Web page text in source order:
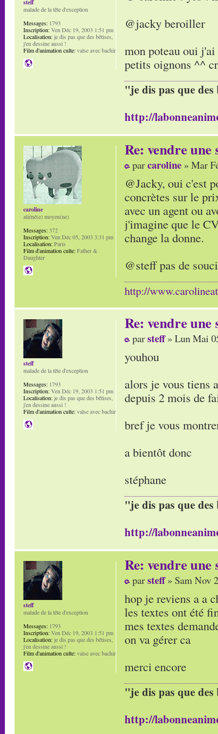
@jacky beroiller
mon poteau oui
petits oignons ^^
"je dis pas que
http://
steff
malade de la tête d'exception
Messages: 1793
Inscription:Ven Déc 19, 2003 1:51 pm
Localisation:je dis pas que des bêtises,
j'en dessine aussi !
Film d'animation culte:valse avec bachir
Re: vendre une
parcaroline » Mar
@Jacky, oui c'est
concrètes sur le
avec un agent ou
j'imagine que le
change la donne.
@steff pas de
http://
caroline
aliéné(e) moyen(ne)
Messages:372
Inscription:Ven Déc 05, 2003 3:31 pm
Localisation:Paris
Film d'animation culte:Father &
Daughter
Re: vendre une
parsteff» Lun Mai
youhou
alors je vous tiens
depuis 2 mois de
bref je vous
a bientôt donc
stéphane
"je dis pas que
http://
steff
malade de la tête d'exception
Messages: 1793
Inscription:Ven Déc 19, 2003 1:51 pm
Localisation:je dis pas que des bêtises,
j'en dessine aussi !
Film d'animation culte:valse avec bachir
Re: vendre une
parsteff» Sam Nov
hop je reviens a a
les textes ont été
mes textes
on va gérer ca
merci encore
"je dis pas que
http://
steff
malade de la tête d'exception
Messages: 1793
Inscription:Ven Déc 19, 2003 1:51 pm
Localisation: je dis pas que des bêtises,
j'en dessine aussi !
Film d'animation culte:valse avec bachir